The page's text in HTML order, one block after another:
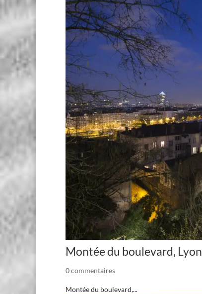
Montée du boulevard, Lyon
0 commentaires
Montée du boulevard,...